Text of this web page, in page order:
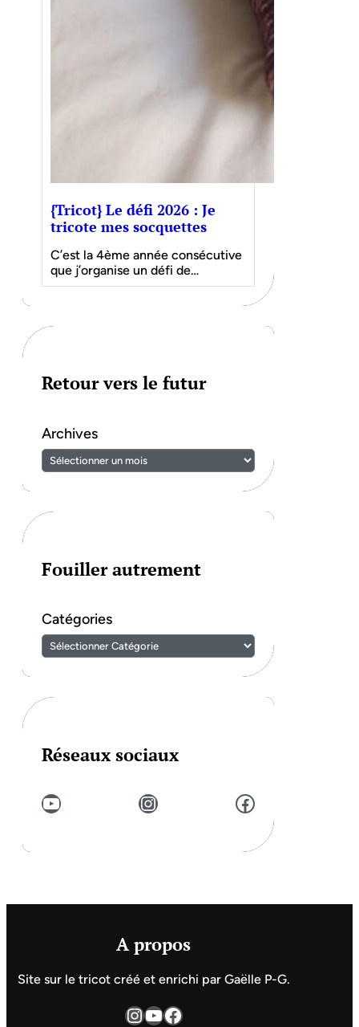
{Tricot} Le défi 2026 : Je
tricote mes socquettes
C’est la 4ème année consécutive
que j’organise un défi de…
Retour vers le futur
Archives
Fouiller autrement
Catégories
Réseaux sociaux
YouTube Instagram Facebook
A propos
Site sur le tricot créé et enrichi par Gaëlle P-G.
InstagramYouTube Facebook